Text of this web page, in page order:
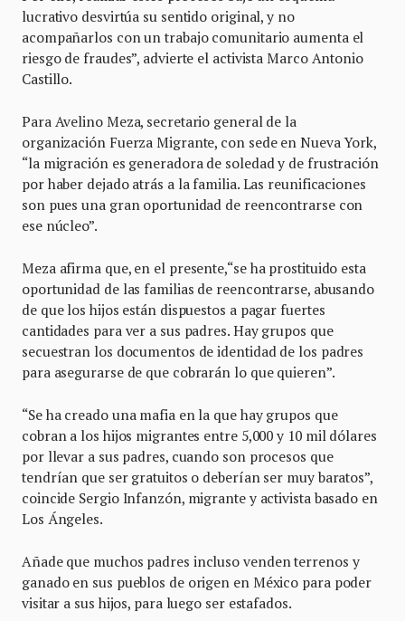
lucrativo desvirtúa su sentido original, y no
acompañarlos con un trabajo comunitario aumenta el
riesgo de fraudes”, advierte el activista Marco Antonio
Castillo.
Para Avelino Meza, secretario general de la
organización Fuerza Migrante, con sede en Nueva York,
“la migración es generadora de soledad y de frustración
por haber dejado atrás a la familia. Las reunificaciones
son pues una gran oportunidad de reencontrarse con
ese núcleo”.
Meza afirma que, en el presente,“se ha prostituido esta
oportunidad de las familias de reencontrarse, abusando
de que los hijos están dispuestos a pagar fuertes
cantidades para ver a sus padres. Hay grupos que
secuestran los documentos de identidad de los padres
para asegurarse de que cobrarán lo que quieren”.
“Se ha creado una mafia en la que hay grupos que
cobran a los hijos migrantes entre 5,000 y 10 mil dólares
por llevar a sus padres, cuando son procesos que
tendrían que ser gratuitos o deberían ser muy baratos”,
coincide Sergio Infanzón, migrante y activista basado en
Los Ángeles.
Añade que muchos padres incluso venden terrenos y
ganado en sus pueblos de origen en México para poder
visitar a sus hijos, para luego ser estafados.